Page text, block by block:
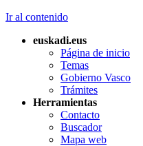
Ir al contenido
euskadi.eus
Página de inicio
Temas
Gobierno Vasco
Trámites
Herramientas
Contacto
Buscador
Mapa web